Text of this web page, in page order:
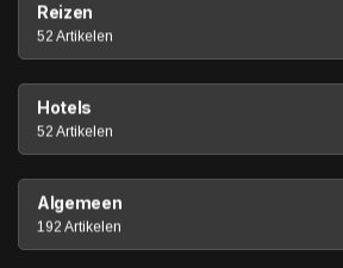
Reizen
52 Artikelen
Hotels
52 Artikelen
Algemeen
192 Artikelen